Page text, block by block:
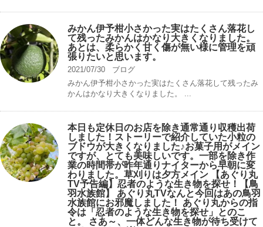
みかん伊予柑小さかった実はたくさん落花し
て残ったみかんはかなり大きくなりました。
あとは、柔らかく甘く傷が無い様に管理を頑
張りたいと思います。
2021/07/30
ブログ
みかん伊予柑小さかった実はたくさん落花して残ったみ
かんはかなり大きくなりました。 ...
本日も定休日のお店を除き通常通り収穫出荷
しました！ストーリーで紹介していた小粒の
ブドウが大きくなりました♪お菓子用がメイン
ですが、とても美味しいです。一部を除き作
業の時間帯が昨年通りナイターから早朝に変
わりました。草刈りは夕方メイン 【あぐり丸
TV予告編】忍者のような生き物を探せ！【鳥
羽水族館】 あぐり丸TVなんと今回はあの鳥羽
水族館にお邪魔しました！ あぐり丸からの指
令は「忍者のような生き物を探せ」とのこ
と。 さあ～、一体どんな生き物が待ち受けて